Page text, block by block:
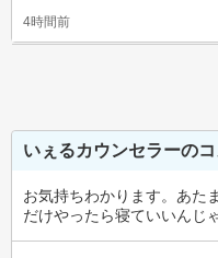
4時間前
いぇるカウンセラーのコ
お気持ちわかります。あた
だけやったら寝ていいんじ